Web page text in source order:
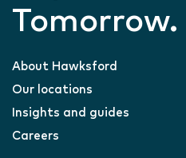
Tomorrow.
About Hawksford
Our locations
Insights and guides
Careers